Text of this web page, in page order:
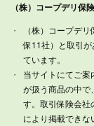
（株）コープデリ保
（株）コープデ
保11社）と取引
ています。
当サイトにてご
が扱う商品の中で
す。取引保険会社
により掲載でき